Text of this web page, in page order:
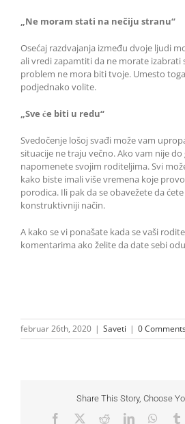
„Ne moram stati na nečiju stranu“
Osećaj razdvajanja između dvoje ljudi
ali vredi zapamtiti da ne morate
problem ne mora biti tvoje. Umesto
podjednako volite.
„Sve će biti u redu“
Svedočenje lošoj svađi može vam
situacije ne traju večno. Ako vam nije
napomenete svojim roditeljima. Svi
kako biste imali više vremena koje
porodica. Ili pak da se obavežete da
konstruktivniji način.
A kako se vi ponašate kada se vaši
komentarima ako želite da date sebi
februar 26th, 2020 | Saveti | 0
Share This Story, Choose
Facebook RedditLinkedIn